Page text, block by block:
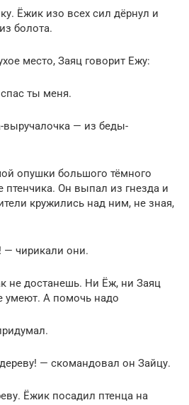
Ёжик изо всех сил дёрнул и
болота.
место, Заяц говорит Ежу:
ты меня.
— из беды-
опушки большого тёмного
птенчика. Он выпал из гнезда и
кружились над ним, не зная,
— чирикали они.
не достанешь. Ни Ёж, ни Заяц
умеют. А помочь надо
— скомандовал он Зайцу.
Ёжик посадил птенца на